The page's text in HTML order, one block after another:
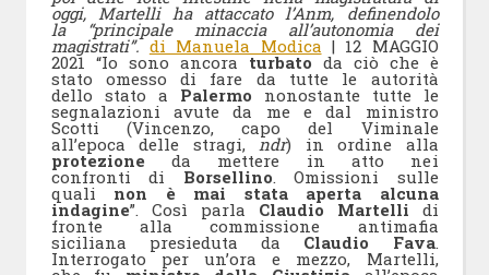
oggi, Martelli ha attaccato l’Anm, definendolo
la “principale minaccia all’autonomia dei
magistrati”. di Manuela Modica | 12 MAGGIO
2021 “Io sono ancora turbato da ciò che è
stato omesso di fare da tutte le autorità
dello stato a Palermo nonostante tutte le
segnalazioni avute da me e dal ministro
Scotti (Vincenzo, capo del Viminale
all’epoca delle stragi, ndr) in ordine alla
protezione da mettere in atto nei
confronti di Borsellino. Omissioni sulle
quali non è mai stata aperta alcuna
indagine”. Così parla Claudio Martelli di
fronte alla commissione antimafia
siciliana presieduta da Claudio Fava.
Interrogato per un’ora e mezzo, Martelli,